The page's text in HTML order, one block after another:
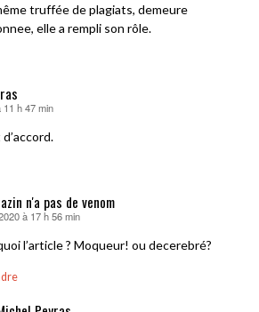
truffée de plagiats, demeure
elle a rempli son rôle.
11 h 47 min
n'a pas de venom
à 17 h 56 min
l’article ? Moqueur! ou decerebré?